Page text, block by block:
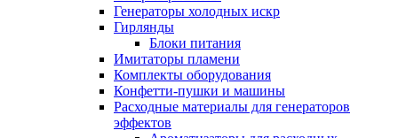
Генераторы холодных искр
Гирлянды
Блоки питания
Имитаторы пламени
Комплекты оборудования
Конфетти-пушки и машины
Расходные материалы для генераторов
эффектов